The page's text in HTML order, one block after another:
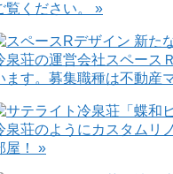
覧ください。 »
泉荘の運営会社スペース
ます。募集職種は不動産
泉荘のようにカスタムリ
屋！ »